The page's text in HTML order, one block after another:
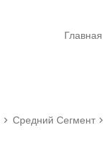
Главная
Средний Сегмент